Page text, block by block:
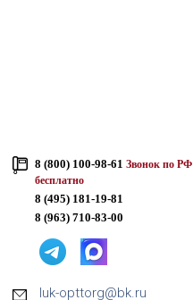
8 (800) 100-98-61 Звонок по РФ
бесплатно
8 (495) 181-19-81
8 (963) 710-83-00
luk-opttorg@bk.ru